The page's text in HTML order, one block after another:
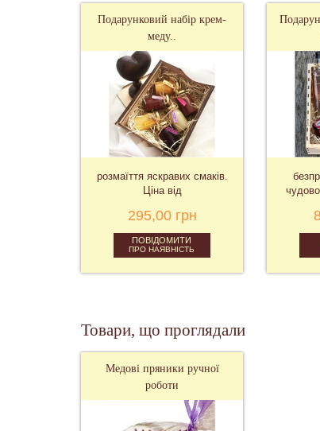
Подарунковий набір крем-
меду..
розмаїття яскравих смаків.
Ціна від
295,00 грн
ПОВІДОМИТИ
ПРО НАЯВНІСТЬ
Товари, що проглядали
Медові пряники ручної
роботи